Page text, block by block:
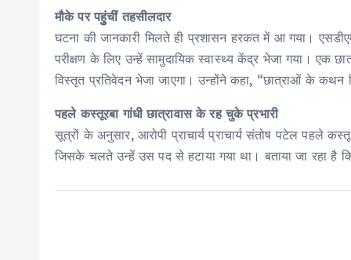
मौके पर पहुुंचीं तहसीलदार
घटना की जानकारी मिलते ही प्रशासन हरकत में आ गया।
परीक्षण के लिए उन्हें सामुदायिक स्वास्थ्य केंद्र भेजा गया। एक
विस्तृत प्रतिवेदन भेजा जाएगा। उन्होंने कहा, “छात्राओं के कथन
पहले कस्तूरबा गांधी छात्रावास के रह चुके प्रभारी
सूत्रों के अनुसार, आरोपी प्राचार्य प्राचार्य संतोष पटेल पहले
जिसके चलते उन्हें उस पद से हटाया गया था। बताया जा रहा है